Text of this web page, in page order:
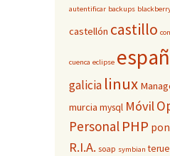
autentificar backups
castellón castillo
cuenca eclipse
galicia linux
murcia mysql Móvil
Personal PHP
R.I.A. soap symbian